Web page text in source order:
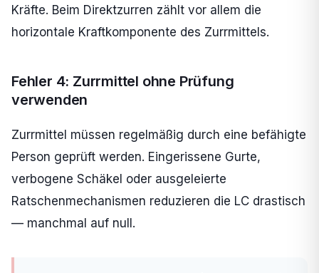
Kräfte. Beim Direktzurren zählt vor allem die
horizontale Kraftkomponente des Zurrmittels.
Fehler 4: Zurrmittel ohne Prüfung
verwenden
Zurrmittel müssen regelmäßig durch eine befähigte
Person geprüft werden. Eingerissene Gurte,
verbogene Schäkel oder ausgeleierte
Ratschenmechanismen reduzieren die LC drastisch
— manchmal auf null.